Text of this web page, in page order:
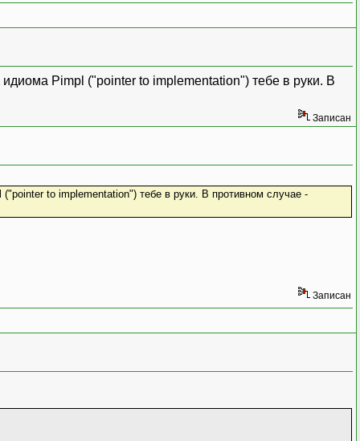
Pimpl ("pointer to implementation") тебе в руки. В
Записан
to implementation") тебе в руки. В противном случае -
Записан